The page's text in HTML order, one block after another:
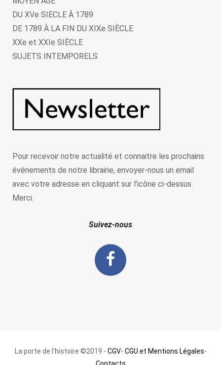
DU XVe SIECLE À 1789
DE 1789 À LA FIN DU XIXe SIÈCLE
XXe et XXIe SIÈCLE
SUJETS INTEMPORELS
Pour recevoir notre actualité et connaitre les prochains
évènements de notre librairie, envoyer-nous un email
avec votre adresse en cliquant sur l’icône ci-dessus.
Merci.
Suivez-nous
La porte de l'histoire ©2019 - CGV- CGU et Mentions Légales-